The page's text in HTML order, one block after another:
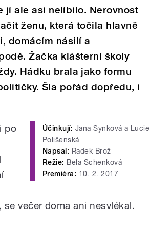
jí ale asi nelíbilo. Nerovnost
ženu, která točila hlavně
domácím násilí a
Žačka klášterní školy
Hádku brala jako formu
Šla pořád dopředu, i
Účinkují: Jana Synková a Lucie
Polišenská
Napsal: Radek Brož
Režie: Bela Schenková
Premiéra: 10. 2. 2017
po
večer doma ani nesvlékal.